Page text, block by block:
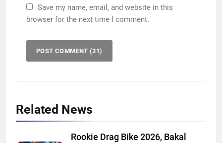
Save my name, email, and website in this
browser for the next time I comment.
Related News
Rookie Drag Bike 2026, Bakal